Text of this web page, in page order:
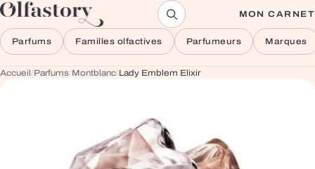
Aller au contenu MON CARNET
Parfums Familles olfactives Parfumeurs Marques
Accueil/Parfums/Montblanc/Lady Emblem Elixir